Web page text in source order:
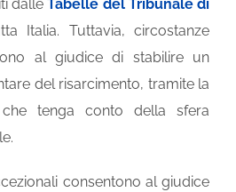
dalleTabelle del Tribunale di
Italia. Tuttavia, circostanze
al giudice di stabilire un
del risarcimento, tramite la
tenga conto della sfera
consentono al giudice